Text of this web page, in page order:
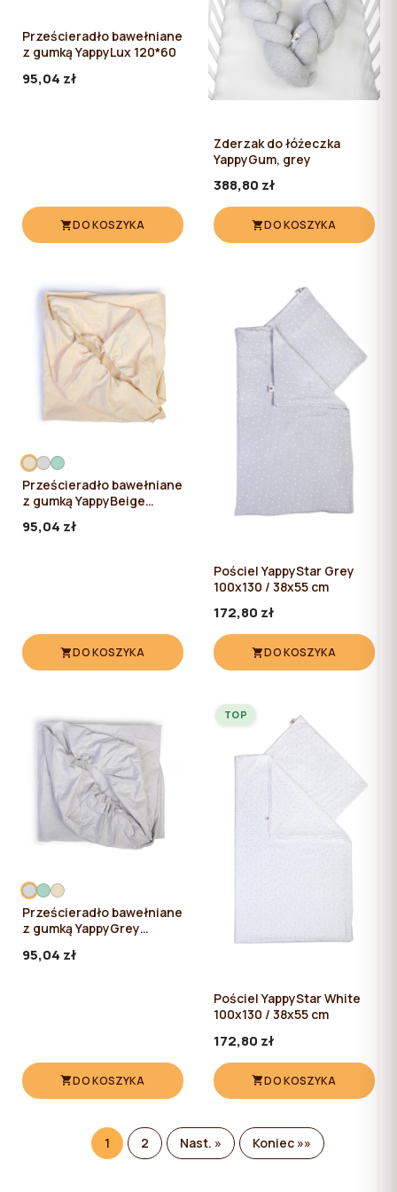
Prześcieradło bawełniane
z gumką YappyLux 120*60
95,04 zł
DO KOSZYKA
Zderzak do łóżeczka
YappyGum, grey
388,80 zł
DO KOSZYKA
Prześcieradło bawełniane
z gumką YappyBeige
95,04 zł
DO KOSZYKA
Pościel YappyStar Grey
100x130 / 38x55 cm
172,80 zł
DO KOSZYKA
Prześcieradło bawełniane
z gumką YappyGrey
95,04 zł
DO KOSZYKA
Pościel YappyStar White
100x130 / 38x55 cm
172,80 zł
DO KOSZYKA
TOP
1 2 Nast. » Koniec »»